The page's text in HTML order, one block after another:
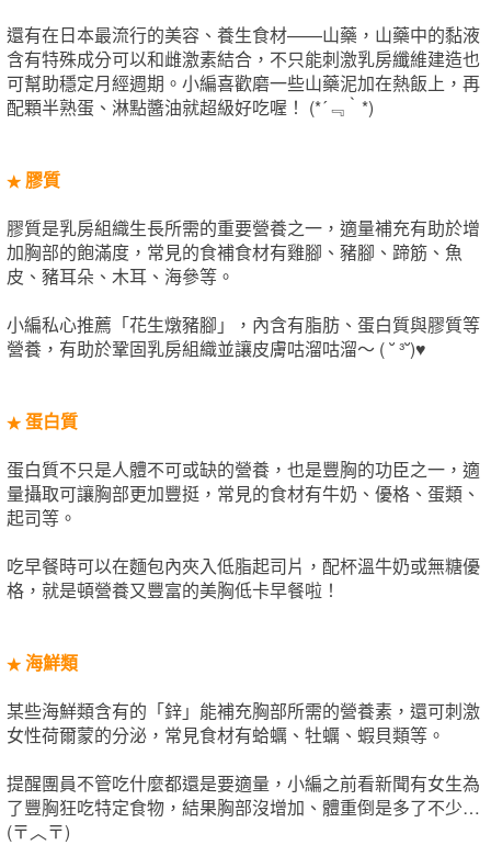
還有在日本最流行的美容、養生食材——山藥，山藥中的黏液
含有特殊成分可以和雌激素結合，不只能刺激乳房纖維建造也
可幫助穩定月經週期。小編喜歡磨一些山藥泥加在熱飯上，再
配顆半熟蛋、淋點醬油就超級好吃喔！ (*´﹃｀*)
★ 膠質
膠質是乳房組織生長所需的重要營養之一，適量補充有助於增
加胸部的飽滿度，常見的食補食材有雞腳、豬腳、蹄筋、魚
皮、豬耳朵、木耳、海參等。
小編私心推薦「花生燉豬腳」，內含有脂肪、蛋白質與膠質等
營養，有助於鞏固乳房組織並讓皮膚咕溜咕溜～ ( ˘ ³˘)♥
★ 蛋白質
蛋白質不只是人體不可或缺的營養，也是豐胸的功臣之一，適
量攝取可讓胸部更加豐挺，常見的食材有牛奶、優格、蛋類、
起司等。
吃早餐時可以在麵包內夾入低脂起司片，配杯溫牛奶或無糖優
格，就是頓營養又豐富的美胸低卡早餐啦！
★ 海鮮類
某些海鮮類含有的「鋅」能補充胸部所需的營養素，還可刺激
女性荷爾蒙的分泌，常見食材有蛤蠣、牡蠣、蝦貝類等。
提醒團員不管吃什麼都還是要適量，小編之前看新聞有女生為
了豐胸狂吃特定食物，結果胸部沒增加、體重倒是多了不少…
(〒︿〒)